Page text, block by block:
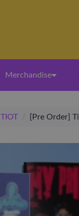
Merchandise
TIOT / [Pre Order]